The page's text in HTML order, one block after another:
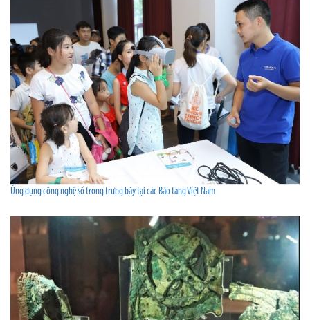
Ứng dụng công nghệ số trong trưng bày tại các Bảo tàng Việt Nam